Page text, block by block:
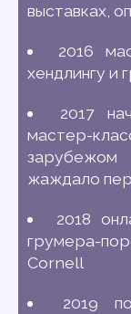
выставках,
2016
хендлингу и
2017
мастер-
жаждало
2018
грумера-
Cornell
2019